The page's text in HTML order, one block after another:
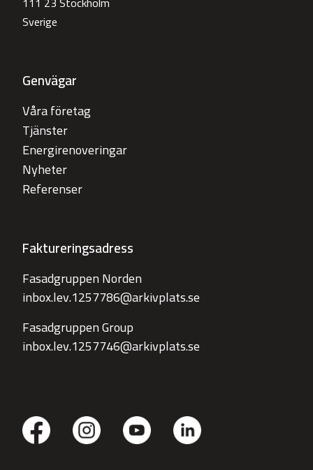
Sverige
Genvägar
Våra företag
Tjänster
Energirenoveringar
Nyheter
Referenser
Faktureringsadress
Fasadgruppen Norden
inbox.lev.1257786@arkivplats.se
Fasadgruppen Group
inbox.lev.1257746@arkivplats.se